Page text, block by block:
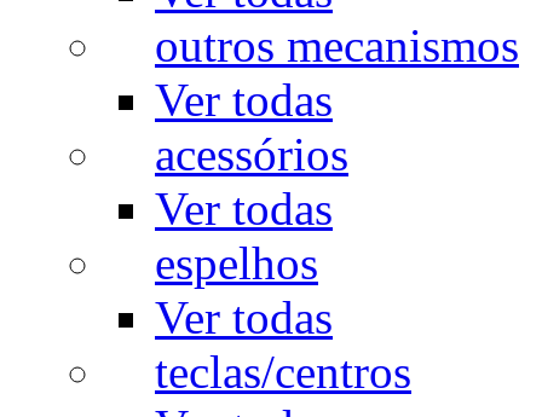
outros mecanismos
Ver todas
acessórios
Ver todas
espelhos
Ver todas
teclas/centros